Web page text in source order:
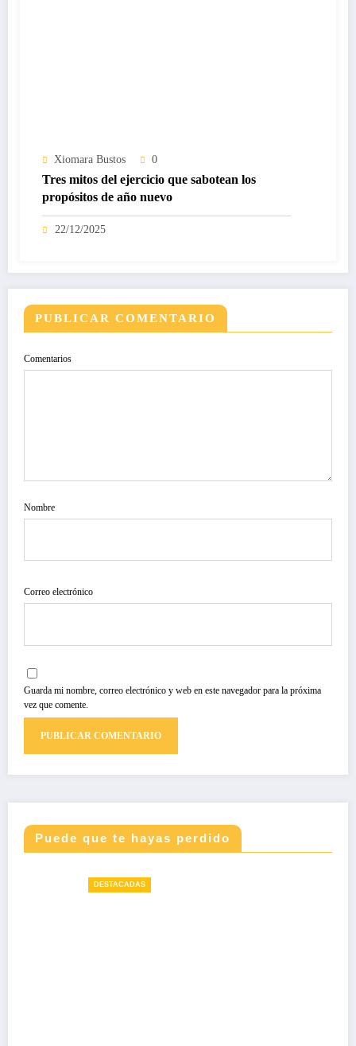
Xiomara Bustos 0
Tres mitos del ejercicio que sabotean los
propósitos de año nuevo
22/12/2025
PUBLICAR COMENTARIO
Comentarios
Nombre
Correo electrónico
Guarda mi nombre, correo electrónico y web en este navegador para la próxima
vez que comente.
Puede que te hayas perdido
DESTACADAS